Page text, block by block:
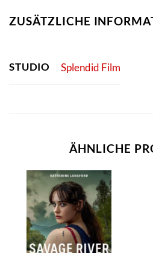
ZUSÄTZLICHE
STUDIO Splendid Film
ÄHNLICHE